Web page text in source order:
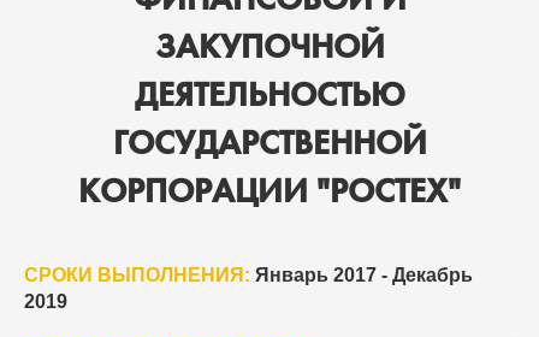
ЗАКУПОЧНОЙ
ДЕЯТЕЛЬНОСТЬЮ
ГОСУДАРСТВЕННОЙ
КОРПОРАЦИИ "РОСТЕХ"
СРОКИ ВЫПОЛНЕНИЯ: Январь 2017 - Декабрь
2019